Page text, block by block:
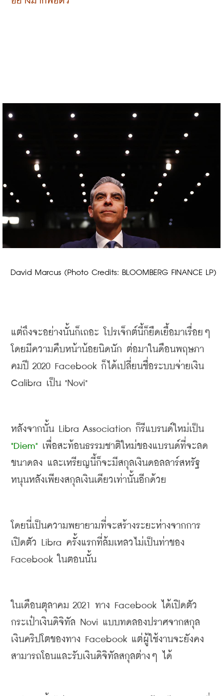
David Marcus (Photo Credits: BLOOMBERG FINANCE LP)
แต่ถึงจะอย่างนั้นก็เถอะ โปรเจ็กต์นี้ก็ยืดเยื้อมาเรื่อยๆ
โดยมีความคืบหน้าน้อยนิดนัก ต่อมาในดือนพฤษภา
คมปี
2020 Facebook ก็ได้เปลี่ยนชื่อระบบจ่ายเงิน
Calibra เป็น "Novi"
หลังจากนั้น Libra Association ก็รีแบรนด์ใหม่เป็น
"Diem" เพื่อสะท้อนธรรมชาติใหม่ของแบรนด์ที่จะลด
ขนาดลง และเหรียญนี้ก็จะมีสกุลเงินดอลลาร์สหรัฐ
หนุนหลังเพียงสกุลเงินเดียวเท่านั้นอีกด้วย
โดยนี่เป็นความพยายามที่จะสร้างระยะห่างจากการ
เปิดตัว
Libra ครั้งแรกที่ล้มเหลวไม่เป็นท่าของ
Facebook
ในตอนนั้น
ในเดือนตุลาคม 2021 ทาง Facebook
ได้เปิดตัว
กระเป๋าเงินดิจิทัล
Novi แบบทดลองปราศจากสกุล
เงินคริปโตของทาง Facebook แต่ผู้ใช้งานจะยังคง
สามารถโอนและรับเงินดิจิทัลสกุลต่างๆ ได้